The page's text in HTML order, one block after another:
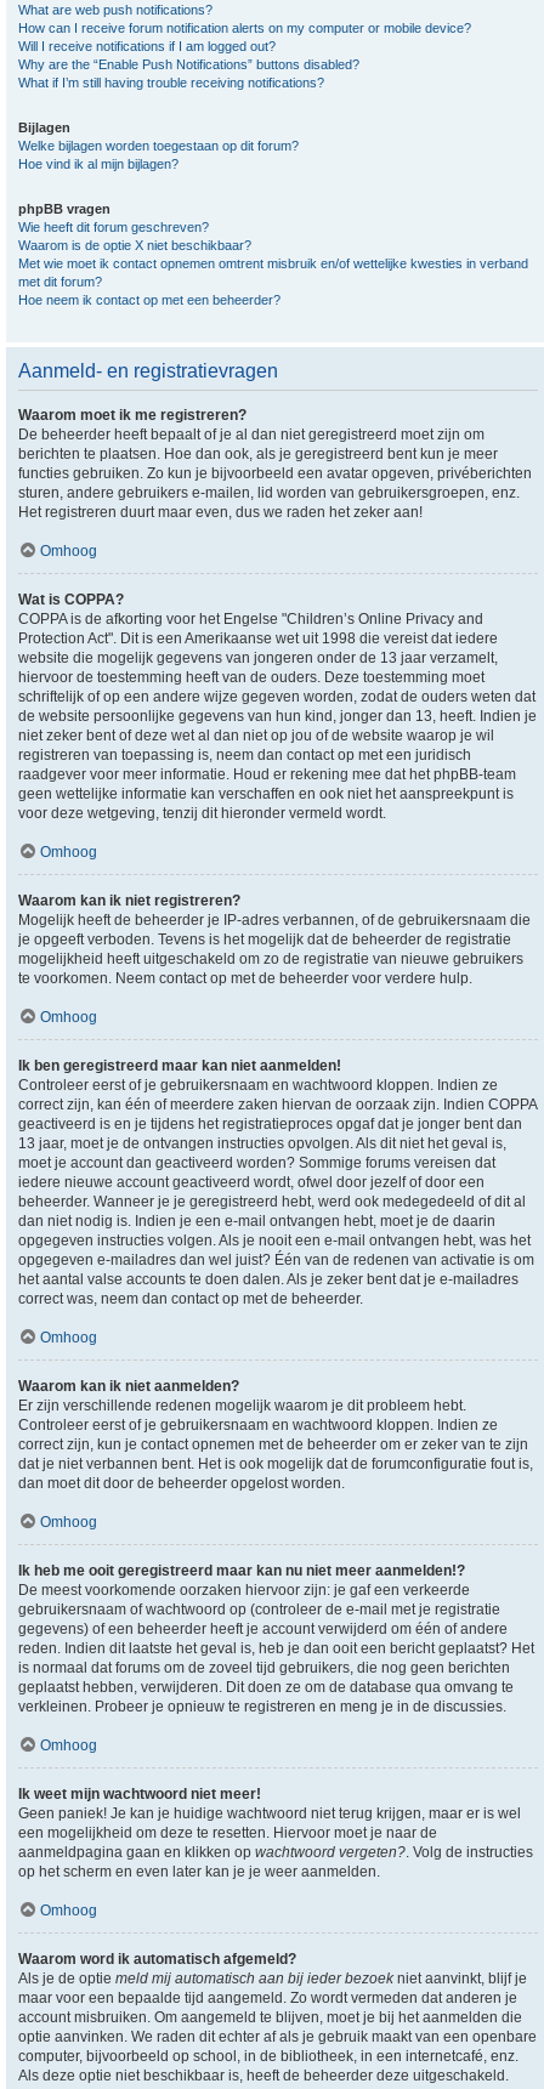
What are web push notifications?
How can I receive forum notification alerts on my computer or mobile device?
Will I receive notifications if I am logged out?
Why are the “Enable Push Notifications” buttons disabled?
What if I’m still having trouble receiving notifications?
Bijlagen
Welke bijlagen worden toegestaan op dit forum?
Hoe vind ik al mijn bijlagen?
phpBB vragen
Wie heeft dit forum geschreven?
Waarom is de optie X niet beschikbaar?
Met wie moet ik contact opnemen omtrent misbruik en/of wettelijke kwesties in verband
met dit forum?
Hoe neem ik contact op met een beheerder?
Aanmeld- en registratievragen
Waarom moet ik me registreren?
De beheerder heeft bepaalt of je al dan niet geregistreerd moet zijn om
berichten te plaatsen. Hoe dan ook, als je geregistreerd bent kun je meer
functies gebruiken. Zo kun je bijvoorbeeld een avatar opgeven, privéberichten
sturen, andere gebruikers e-mailen, lid worden van gebruikersgroepen, enz.
Het registreren duurt maar even, dus we raden het zeker aan!
Omhoog
Wat is COPPA?
COPPA is de afkorting voor het Engelse "Children’s Online Privacy and
Protection Act". Dit is een Amerikaanse wet uit 1998 die vereist dat iedere
website die mogelijk gegevens van jongeren onder de 13 jaar verzamelt,
hiervoor de toestemming heeft van de ouders. Deze toestemming moet
schriftelijk of op een andere wijze gegeven worden, zodat de ouders weten dat
de website persoonlijke gegevens van hun kind, jonger dan 13, heeft. Indien je
niet zeker bent of deze wet al dan niet op jou of de website waarop je wil
registreren van toepassing is, neem dan contact op met een juridisch
raadgever voor meer informatie. Houd er rekening mee dat het phpBB-team
geen wettelijke informatie kan verschaffen en ook niet het aanspreekpunt is
voor deze wetgeving, tenzij dit hieronder vermeld wordt.
Omhoog
Waarom kan ik niet registreren?
Mogelijk heeft de beheerder je IP-adres verbannen, of de gebruikersnaam die
je opgeeft verboden. Tevens is het mogelijk dat de beheerder de registratie
mogelijkheid heeft uitgeschakeld om zo de registratie van nieuwe gebruikers
te voorkomen. Neem contact op met de beheerder voor verdere hulp.
Omhoog
Ik ben geregistreerd maar kan niet aanmelden!
Controleer eerst of je gebruikersnaam en wachtwoord kloppen. Indien ze
correct zijn, kan één of meerdere zaken hiervan de oorzaak zijn. Indien COPPA
geactiveerd is en je tijdens het registratieproces opgaf dat je jonger bent dan
13 jaar, moet je de ontvangen instructies opvolgen. Als dit niet het geval is,
moet je account dan geactiveerd worden? Sommige forums vereisen dat
iedere nieuwe account geactiveerd wordt, ofwel door jezelf of door een
beheerder. Wanneer je je geregistreerd hebt, werd ook medegedeeld of dit al
dan niet nodig is. Indien je een e-mail ontvangen hebt, moet je de daarin
opgegeven instructies volgen. Als je nooit een e-mail ontvangen hebt, was het
opgegeven e-mailadres dan wel juist? Één van de redenen van activatie is om
het aantal valse accounts te doen dalen. Als je zeker bent dat je e-mailadres
correct was, neem dan contact op met de beheerder.
Omhoog
Waarom kan ik niet aanmelden?
Er zijn verschillende redenen mogelijk waarom je dit probleem hebt.
Controleer eerst of je gebruikersnaam en wachtwoord kloppen. Indien ze
correct zijn, kun je contact opnemen met de beheerder om er zeker van te zijn
dat je niet verbannen bent. Het is ook mogelijk dat de forumconfiguratie fout is,
dan moet dit door de beheerder opgelost worden.
Omhoog
Ik heb me ooit geregistreerd maar kan nu niet meer aanmelden!?
De meest voorkomende oorzaken hiervoor zijn: je gaf een verkeerde
gebruikersnaam of wachtwoord op (controleer de e-mail met je registratie
gegevens) of een beheerder heeft je account verwijderd om één of andere
reden. Indien dit laatste het geval is, heb je dan ooit een bericht geplaatst? Het
is normaal dat forums om de zoveel tijd gebruikers, die nog geen berichten
geplaatst hebben, verwijderen. Dit doen ze om de database qua omvang te
verkleinen. Probeer je opnieuw te registreren en meng je in de discussies.
Omhoog
Ik weet mijn wachtwoord niet meer!
Geen paniek! Je kan je huidige wachtwoord niet terug krijgen, maar er is wel
een mogelijkheid om deze te resetten. Hiervoor moet je naar de
aanmeldpagina gaan en klikken op wachtwoord vergeten?. Volg de instructies
op het scherm en even later kan je je weer aanmelden.
Omhoog
Waarom word ik automatisch afgemeld?
Als je de optie meld mij automatisch aan bij ieder bezoekniet aanvinkt, blijf je
maar voor een bepaalde tijd aangemeld. Zo wordt vermeden dat anderen je
account misbruiken. Om aangemeld te blijven, moet je bij het aanmelden die
optie aanvinken. We raden dit echter af als je gebruik maakt van een openbare
computer, bijvoorbeeld op school, in de bibliotheek, in een internetcafé, enz.
Als deze optie niet beschikbaar is, heeft de beheerder deze uitgeschakeld.